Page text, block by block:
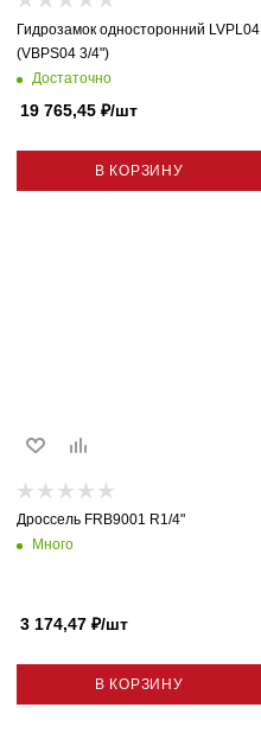
Гидрозамок односторонний LVPL04
(VBPS04 3/4")
Достаточно
19 765,45 ₽/шт
В КОРЗИНУ
Дроссель FRB9001 R1/4"
Много
3 174,47 ₽/шт
В КОРЗИНУ